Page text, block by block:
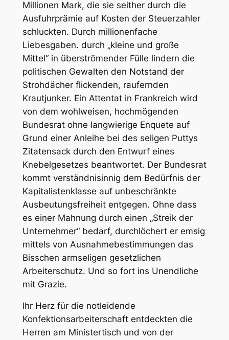
Millionen Mark, die sie seither durch die
Ausfuhrprämie auf Kosten der Steuerzahler
schluckten. Durch millionenfache
Liebesgaben. durch „kleine und große
Mittel“ in überströmender Fülle lindern die
politischen Gewalten den Notstand der
Strohdächer flickenden, raufernden
Krautjunker. Ein Attentat in Frankreich wird
von dem wohlweisen, hochmögenden
Bundesrat ohne langwierige Enquete auf
Grund einer Anleihe bei des seligen Puttys
Zitatensack durch den Entwurf eines
Knebelgesetzes beantwortet. Der Bundesrat
kommt verständnisinnig dem Bedürfnis der
Kapitalistenklasse auf unbeschränkte
Ausbeutungsfreiheit entgegen. Ohne dass
es einer Mahnung durch einen „Streik der
Unternehmer“ bedarf, durchlöchert er emsig
mittels von Ausnahmebestimmungen das
Bisschen armseligen gesetzlichen
Arbeiterschutz. Und so fort ins Unendliche
mit Grazie.
Ihr Herz für die notleidende
Konfektionsarbeiterschaft entdeckten die
Herren am Ministertisch und von der